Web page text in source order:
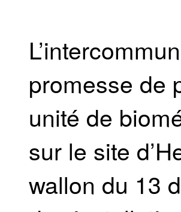
promesse de
unité de
sur le site
wallon du 13